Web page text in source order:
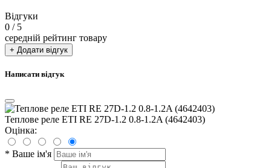
Відгуки
0 / 5
середній рейтинг товару
+ Додати відгук
Написати відгук
Теплове реле ETI RE 27D-1.2 0.8-1.2A (4642403)
Оцінка:
* Ваше ім'я